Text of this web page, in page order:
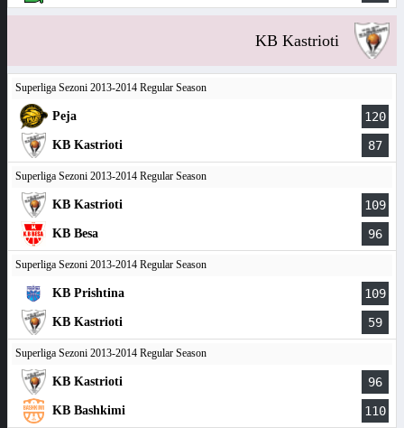
KB Kastrioti
Superliga Sezoni 2013-2014 Regular Season
Peja 120
KB Kastrioti 87
Superliga Sezoni 2013-2014 Regular Season
KB Kastrioti 109
KB Besa 96
Superliga Sezoni 2013-2014 Regular Season
KB Prishtina 109
KB Kastrioti 59
Superliga Sezoni 2013-2014 Regular Season
KB Kastrioti 96
KB Bashkimi 110